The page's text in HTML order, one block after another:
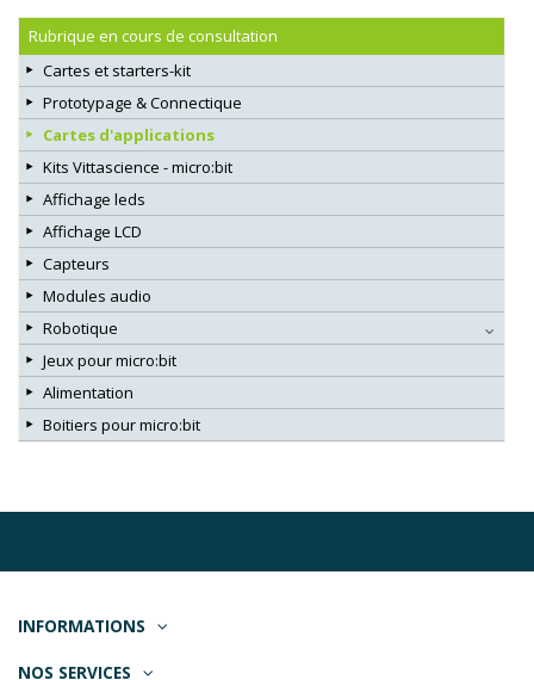
Rubrique en cours de consultation
Cartes et starters-kit
Prototypage & Connectique
Cartes d'applications
Kits Vittascience - micro:bit
Affichage leds
Affichage LCD
Capteurs
Modules audio
Robotique
Jeux pour micro:bit
Alimentation
Boitiers pour micro:bit
INFORMATIONS
NOS SERVICES